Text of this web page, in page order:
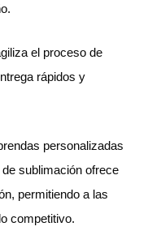
el proceso de
rápidos y
personalizadas
sublimación ofrece
permitiendo a las
competitivo.